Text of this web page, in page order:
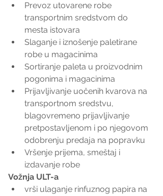
Prevoz utovarene robe
transportnim sredstvom do
mesta istovara
Slaganje i iznošenje paletirane
robe u magacinima
Sortiranje paleta u proizvodnim
pogonima i magacinima
Prijavljivanje uočenih kvarova na
transportnom sredstvu,
blagovremeno prijavljivanje
pretpostavljenom i po njegovom
odobrenju predaja na popravku
Vršenje prijema, smeštaj i
izdavanje robe
Vožnja ULT-a
vrši ulaganje rinfuznog papira na